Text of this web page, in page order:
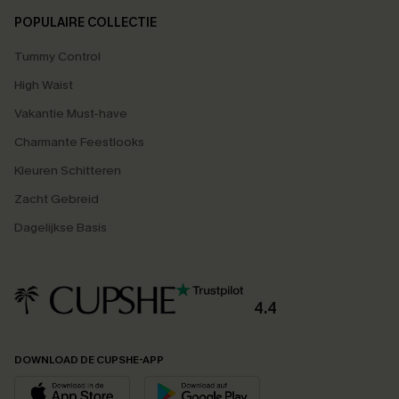
POPULAIRE COLLECTIE
Tummy Control
High Waist
Vakantie Must-have
Charmante Feestlooks
Kleuren Schitteren
Zacht Gebreid
Dagelijkse Basis
4.4
DOWNLOAD DE CUPSHE-APP